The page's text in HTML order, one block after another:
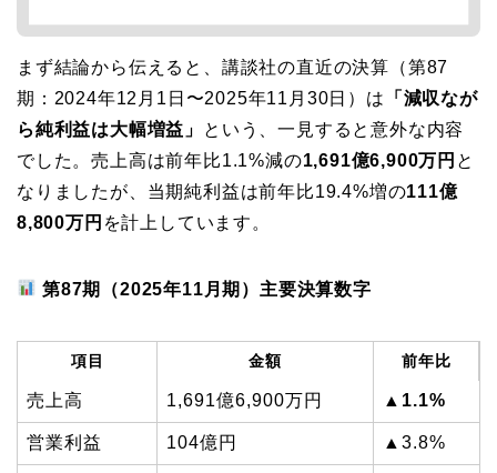
まず結論から伝えると、講談社の直近の決算（第87
期：2024年12月1日〜2025年11月30日）は
「減収なが
ら純利益は大幅増益」
という、一見すると意外な内容
でした。売上高は前年比1.1%減の1,691億6,900万円 と
なりましたが、当期純利益は前年比19.4%増の111億
8,800万円 を計上しています。
第87期（2025年11月期）主要決算数字
項目 金額 前年比
売上高 1,691億6,900万円 ▲1.1%
営業利益 104億円 ▲3.8%